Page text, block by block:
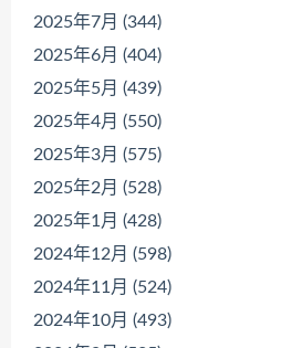
2025年7月 (344)
2025年6月 (404)
2025年5月 (439)
2025年4月 (550)
2025年3月 (575)
2025年2月 (528)
2025年1月 (428)
2024年12月 (598)
2024年11月 (524)
2024年10月 (493)